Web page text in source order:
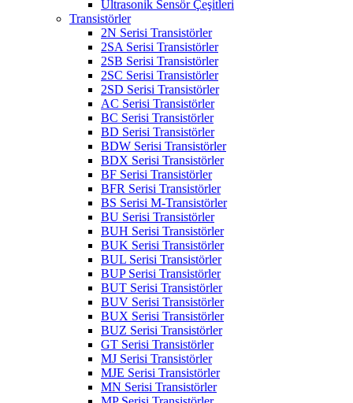
Ultrasonik Sensör Çeşitleri
Transistörler
2N Serisi Transistörler
2SA Serisi Transistörler
2SB Serisi Transistörler
2SC Serisi Transistörler
2SD Serisi Transistörler
AC Serisi Transistörler
BC Serisi Transistörler
BD Serisi Transistörler
BDW Serisi Transistörler
BDX Serisi Transistörler
BF Serisi Transistörler
BFR Serisi Transistörler
BS Serisi M-Transistörler
BU Serisi Transistörler
BUH Serisi Transistörler
BUK Serisi Transistörler
BUL Serisi Transistörler
BUP Serisi Transistörler
BUT Serisi Transistörler
BUV Serisi Transistörler
BUX Serisi Transistörler
BUZ Serisi Transistörler
GT Serisi Transistörler
MJ Serisi Transistörler
MJE Serisi Transistörler
MN Serisi Transistörler